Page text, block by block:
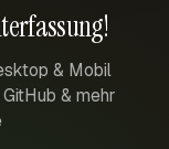
& Mobil
& mehr